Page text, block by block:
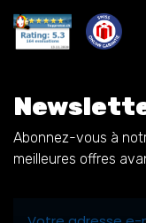
Abonnez-vous à
meilleures offres